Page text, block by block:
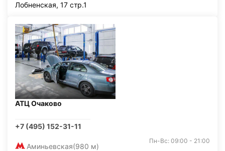
Лобненская, 17 стр.1
АТЦ Очаково
+7 (495) 152-31-11
Аминьевская(980 м)
Пн-Вс: 09:00 - 21:00